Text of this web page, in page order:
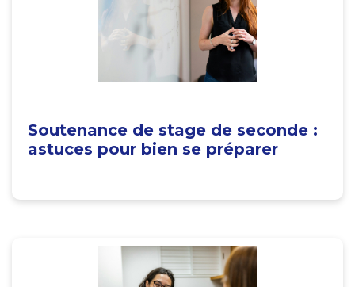
Soutenance de stage de seconde :
astuces pour bien se préparer